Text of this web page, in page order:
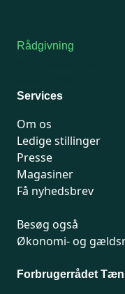
Rådgivning
Services
Om os
Ledige stillinger
Presse
Magasiner
Få nyhedsbrev
Besøg også
Økonomi- og
Forbrugerrådet